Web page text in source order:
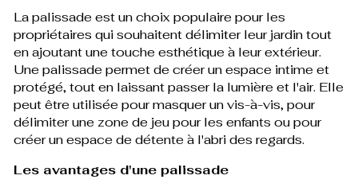
La palissade est un choix populaire pour les
propriétaires qui souhaitent délimiter leur jardin tout
en ajoutant une touche esthétique à leur extérieur.
Une palissade permet de créer un espace intime et
protégé, tout en laissant passer la lumière et l'air. Elle
peut être utilisée pour masquer un vis-à-vis, pour
délimiter une zone de jeu pour les enfants ou pour
créer un espace de détente à l'abri des regards.
Les avantages d'une palissade